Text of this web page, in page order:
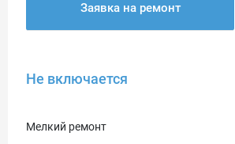
Заявка на ремонт
Не включается
Мелкий ремонт